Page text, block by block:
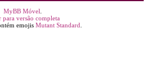
MyBB Móvel
para versão completa
emojis Mutant Standard